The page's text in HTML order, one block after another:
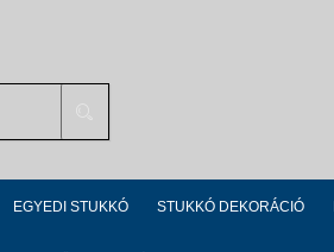
EGYEDI STUKKÓ STUKKÓ DEKORÁCIÓ